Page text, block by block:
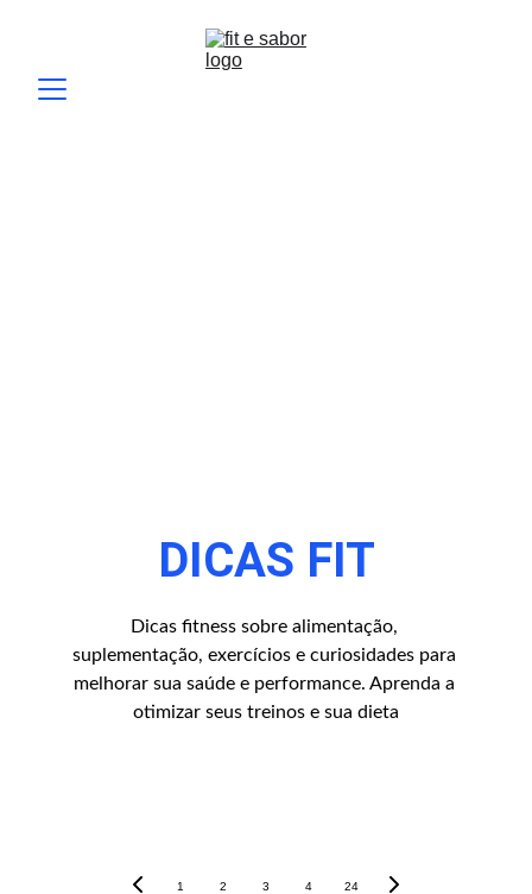
DICAS FIT
Dicas fitness sobre alimentação,
suplementação, exercícios e curiosidades para
melhorar sua saúde e performance. Aprenda a
otimizar seus treinos e sua dieta
1 2 3 4 24